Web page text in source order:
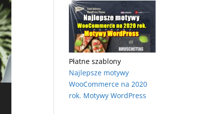
Płatne szablony
Najlepsze motywy
WooCommerce na 2020
rok. Motywy WordPress